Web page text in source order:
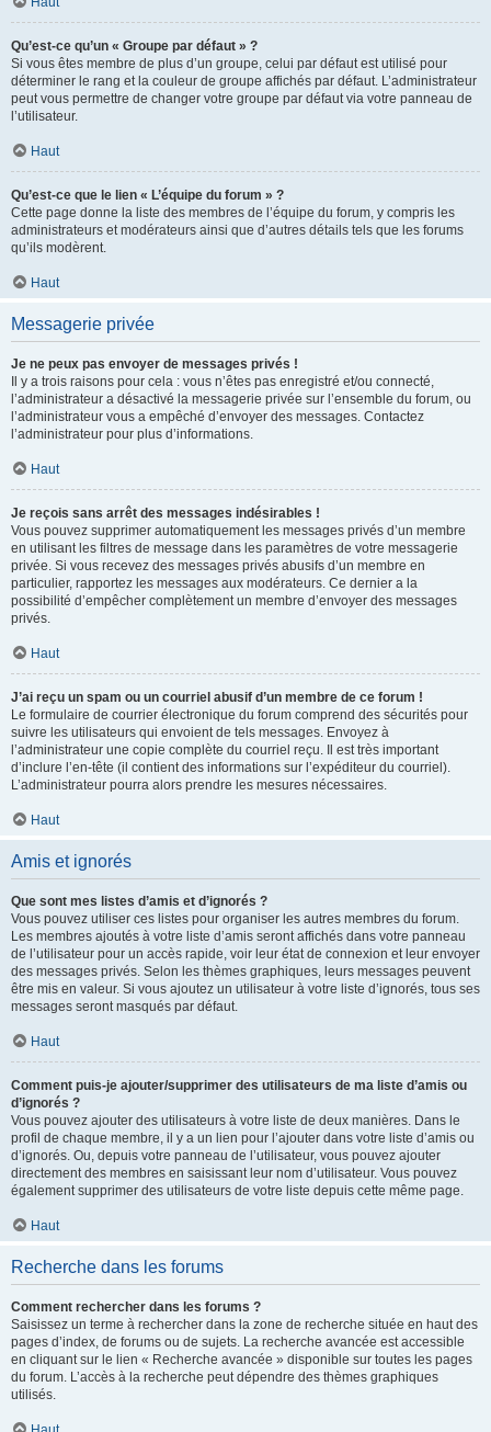
Qu’est-ce qu’un « Groupe par défaut » ?
Si vous êtes membre de plus d’un groupe, celui par défaut est utilisé pour
déterminer le rang et la couleur de groupe affichés par défaut. L’administrateur
peut vous permettre de changer votre groupe par défaut via votre panneau de
l’utilisateur.
Haut
Qu’est-ce que le lien « L’équipe du forum » ?
Cette page donne la liste des membres de l’équipe du forum, y compris les
administrateurs et modérateurs ainsi que d’autres détails tels que les forums
qu’ils modèrent.
Haut
Messagerie privée
Je ne peux pas envoyer de messages privés !
Il y a trois raisons pour cela : vous n’êtes pas enregistré et/ou connecté,
l’administrateur a désactivé la messagerie privée sur l’ensemble du forum, ou
l’administrateur vous a empêché d’envoyer des messages. Contactez
l’administrateur pour plus d’informations.
Haut
Je reçois sans arrêt des messages indésirables !
Vous pouvez supprimer automatiquement les messages privés d’un membre
en utilisant les filtres de message dans les paramètres de votre messagerie
privée. Si vous recevez des messages privés abusifs d’un membre en
particulier, rapportez les messages aux modérateurs. Ce dernier a la
possibilité d’empêcher complètement un membre d’envoyer des messages
privés.
Haut
J’ai reçu un spam ou un courriel abusif d’un membre de ce forum !
Le formulaire de courrier électronique du forum comprend des sécurités pour
suivre les utilisateurs qui envoient de tels messages. Envoyez à
l’administrateur une copie complète du courriel reçu. Il est très important
d’inclure l’en-tête (il contient des informations sur l’expéditeur du courriel).
L’administrateur pourra alors prendre les mesures nécessaires.
Haut
Amis et ignorés
Que sont mes listes d’amis et d’ignorés ?
Vous pouvez utiliser ces listes pour organiser les autres membres du forum.
Les membres ajoutés à votre liste d’amis seront affichés dans votre panneau
de l’utilisateur pour un accès rapide, voir leur état de connexion et leur envoyer
des messages privés. Selon les thèmes graphiques, leurs messages peuvent
être mis en valeur. Si vous ajoutez un utilisateur à votre liste d’ignorés, tous ses
messages seront masqués par défaut.
Haut
Comment puis-je ajouter/supprimer des utilisateurs de ma liste d’amis ou
d’ignorés ?
Vous pouvez ajouter des utilisateurs à votre liste de deux manières. Dans le
profil de chaque membre, il y a un lien pour l’ajouter dans votre liste d’amis ou
d’ignorés. Ou, depuis votre panneau de l’utilisateur, vous pouvez ajouter
directement des membres en saisissant leur nom d’utilisateur. Vous pouvez
également supprimer des utilisateurs de votre liste depuis cette même page.
Haut
Recherche dans les forums
Comment rechercher dans les forums ?
Saisissez un terme à rechercher dans la zone de recherche située en haut des
pages d’index, de forums ou de sujets. La recherche avancée est accessible
en cliquant sur le lien « Recherche avancée » disponible sur toutes les pages
du forum. L’accès à la recherche peut dépendre des thèmes graphiques
utilisés.